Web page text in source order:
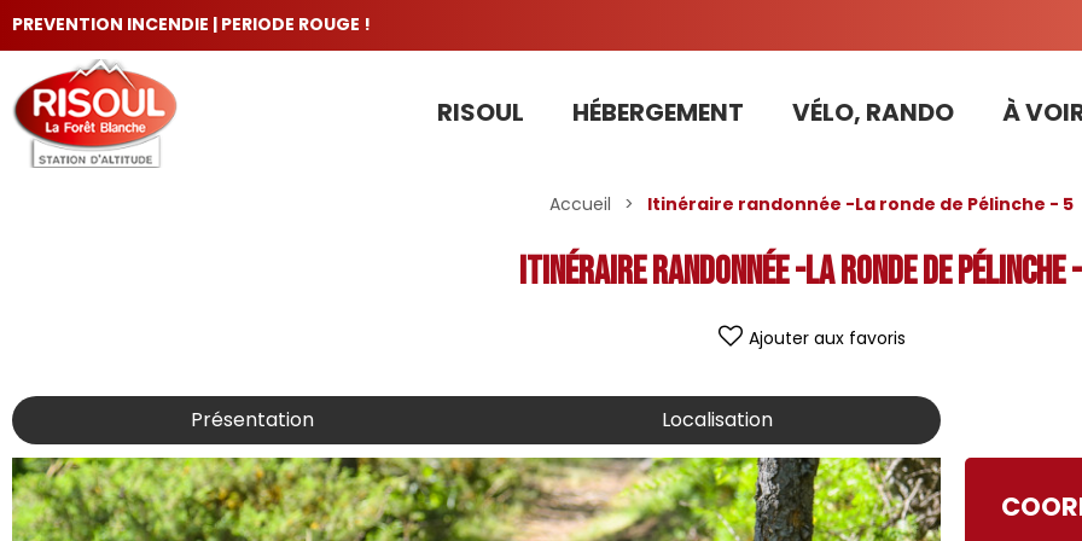
PREVENTION INCENDIE | PERIODE ROUGE !
RISOUL HÉBERGEMENT VÉLO, RANDO À
Accueil > Itinéraire randonnée -La ronde de Pélinche - 5
Itinéraire randonnée -La ronde de Pélinche
Ajouter aux favoris
Présentation Localisation